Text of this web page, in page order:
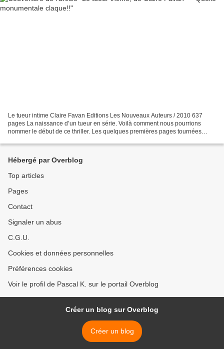
Le tueur intime Claire Favan Editions Les Nouveaux Auteurs / 2010 637
pages La naissance d’un tueur en série. Voilà comment nous pourrions
nommer le début de ce thriller. Les quelques premières pages tournées
Hébergé par Overblog
Top articles
Pages
Contact
Signaler un abus
C.G.U.
Cookies et données personnelles
Préférences cookies
Voir le profil de Pascal K. sur le portail Overblog
Créer un blog sur Overblog
Créer un blog